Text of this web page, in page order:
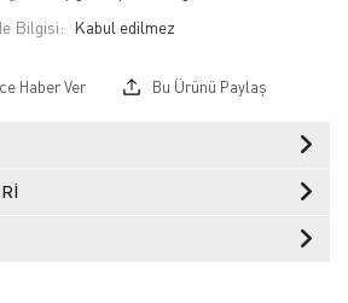
Bilgisi:
Haber Ver Bu Ürünü Paylaş